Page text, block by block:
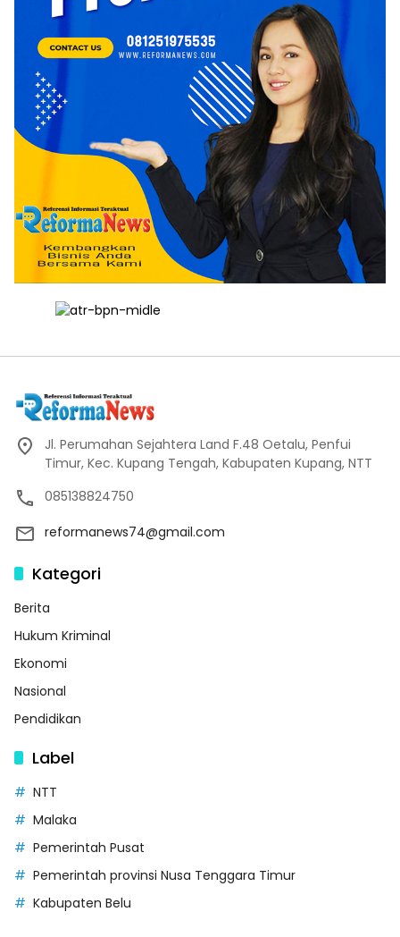
Jl. Perumahan Sejahtera Land F.48 Oetalu, Penfui
Timur, Kec. Kupang Tengah, Kabupaten Kupang, NTT
085138824750
reformanews74@gmail.com
Kategori
Berita
Hukum Kriminal
Ekonomi
Nasional
Pendidikan
Label
NTT
Malaka
Pemerintah Pusat
Pemerintah provinsi Nusa Tenggara Timur
Kabupaten Belu